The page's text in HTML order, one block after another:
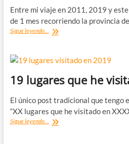
Entre mi viaje en 2011, 2019 y
de 1 mes recorriendo la provincia
Sigue leyendo... Los
bonitos
mi
5
más
personal
19 lugares que he
El único post tradicional que tengo
“XX lugares que he visitado en
Sigue leyendo... 19